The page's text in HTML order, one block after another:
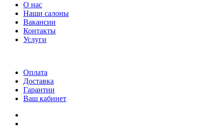
О нас
Наши салоны
Вакансии
Контакты
Услуги
Оплата
Доставка
Гарантии
Ваш кабинет